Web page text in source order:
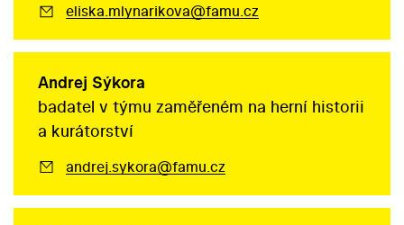
eliska.mlynarikova@famu.cz
Andrej Sýkora
badatel v týmu zaměřeném na herní historii
a kurátorství
andrej.sykora@famu.cz